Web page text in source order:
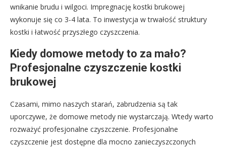
wnikanie brudu i wilgoci. Impregnację kostki brukowej
wykonuje się co 3-4 lata. To inwestycja w trwałość struktury
kostki i łatwość przyszłego czyszczenia.
Kiedy domowe metody to za mało?
Profesjonalne czyszczenie kostki
brukowej
Czasami, mimo naszych starań, zabrudzenia są tak
uporczywe, że domowe metody nie wystarczają. Wtedy warto
rozważyć profesjonalne czyszczenie. Profesjonalne
czyszczenie jest dostępne dla mocno zanieczyszczonych